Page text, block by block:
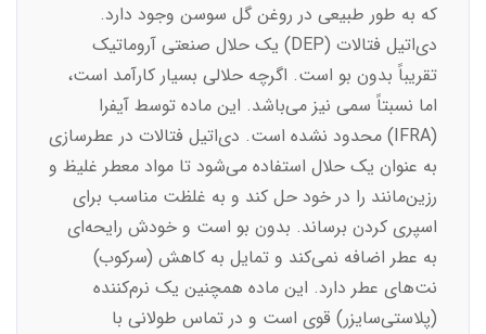
که به طور طبیعی در روغن گل سوسن وجود دارد.
دی‌اتیل فتالات (DEP) یک حلال صنعتی آروماتیک
تقریباً بدون بو است. اگرچه حلالی بسیار کارآمد است،
اما نسبتاً سمی نیز می‌باشد. این ماده توسط آیفرا
(IFRA) محدود نشده است. دی‌اتیل فتالات در عطرسازی
به عنوان یک حلال استفاده می‌شود تا مواد معطر غلیظ و
رزین‌مانند را در خود حل کند و به غلظت مناسب برای
اسپری کردن برساند. بدون بو است و خودش رایحه‌ای
به عطر اضافه نمی‌کند و تمایل به کاهش (سرکوب)
نت‌های عطر دارد. این ماده همچنین یک نرم‌کننده
(پلاستی‌سایزر) قوی است و در تماس طولانی با